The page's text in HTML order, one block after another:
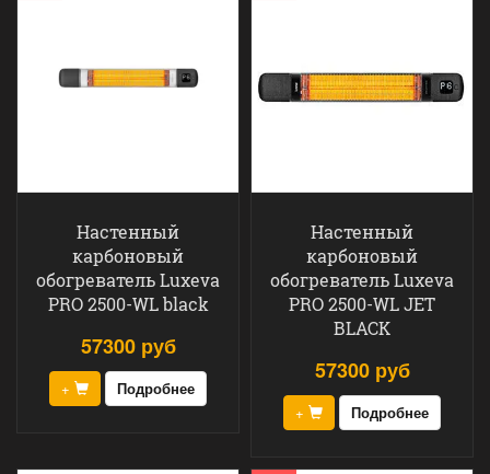
Настенный
карбоновый
обогреватель Luxeva
PRO 2500-WL black
57300 руб
+ Подробнее
Настенный
карбоновый
обогреватель Luxeva
PRO 2500-WL JET
BLACK
57300 руб
+ Подробнее